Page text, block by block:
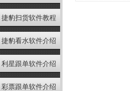
捷豹扫货软件教程
捷豹看水软件介绍
利星跟单软件介绍
彩票跟单软件介绍